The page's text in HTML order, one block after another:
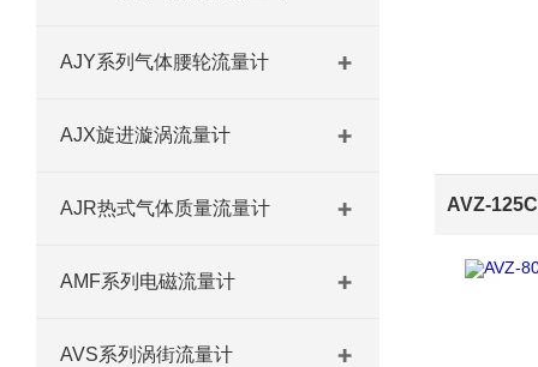
AJY系列气体腰轮流量计
AJX旋进漩涡流量计
AJR热式气体质量流量计
AMF系列电磁流量计
AVS系列涡街流量计